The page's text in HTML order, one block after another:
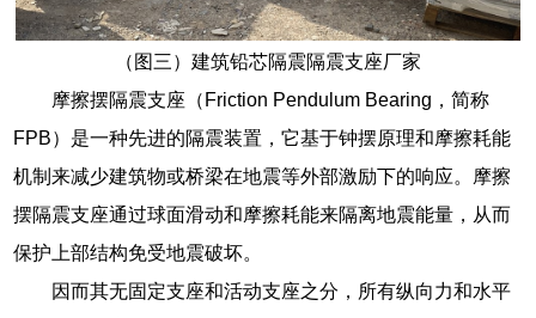
（图三）建筑铅芯隔震隔震支座厂家
摩擦摆隔震支座（Friction Pendulum Bearing，简称
FPB）是一种先进的隔震装置，它基于钟摆原理和摩擦耗能
机制来减少建筑物或桥梁在地震等外部激励下的响应。摩擦
摆隔震支座通过球面滑动和摩擦耗能来隔离地震能量，从而
保护上部结构免受地震破坏。
因而其无固定支座和活动支座之分，所有纵向力和水平